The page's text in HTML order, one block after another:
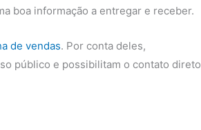
boa informação a entregar e receber.
de vendas. Por conta deles,
público e possibilitam o contato direto